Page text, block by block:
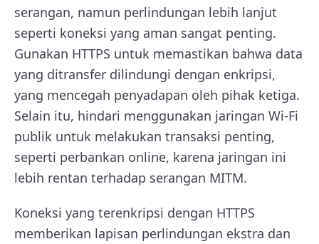
serangan, namun perlindungan lebih lanjut
seperti koneksi yang aman sangat penting.
Gunakan HTTPS untuk memastikan bahwa data
yang ditransfer dilindungi dengan enkripsi,
yang mencegah penyadapan oleh pihak ketiga.
Selain itu, hindari menggunakan jaringan Wi-Fi
publik untuk melakukan transaksi penting,
seperti perbankan online, karena jaringan ini
lebih rentan terhadap serangan MITM.
Koneksi yang terenkripsi dengan HTTPS
memberikan lapisan perlindungan ekstra dan